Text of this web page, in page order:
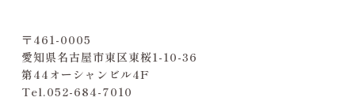
〒461-0005
愛知県名古屋市東区東桜1-10-36
第44オーシャンビル4F
Tel.052-684-7010